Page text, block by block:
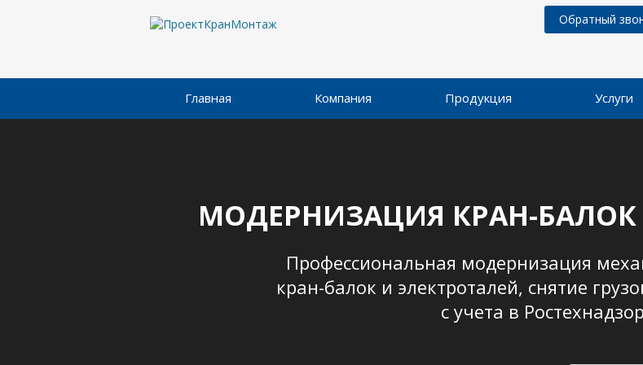
Обратный
Главная Компания Продукция Услуги
МОДЕРНИЗАЦИЯ КРАН-БАЛОК
Профессиональная модернизация
кран-балок и электроталей, снятие
с учета в